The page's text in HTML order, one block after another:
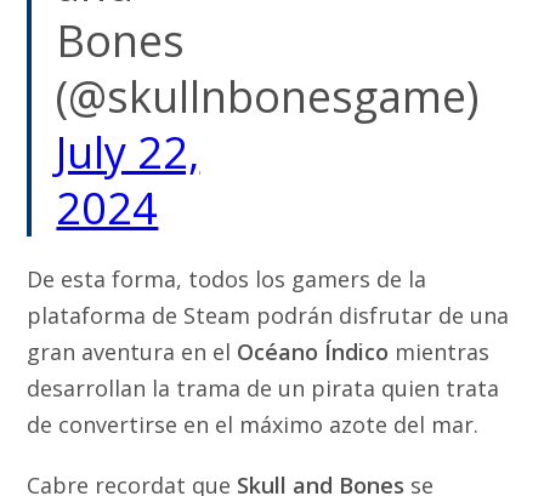
Bones
(@skullnbonesgame)
July 22,
2024
De esta forma, todos los gamers de la
plataforma de Steam podrán disfrutar de una
gran aventura en el Océano Índico mientras
desarrollan la trama de un pirata quien trata
de convertirse en el máximo azote del mar.
Cabre recordat que Skull and Bones se